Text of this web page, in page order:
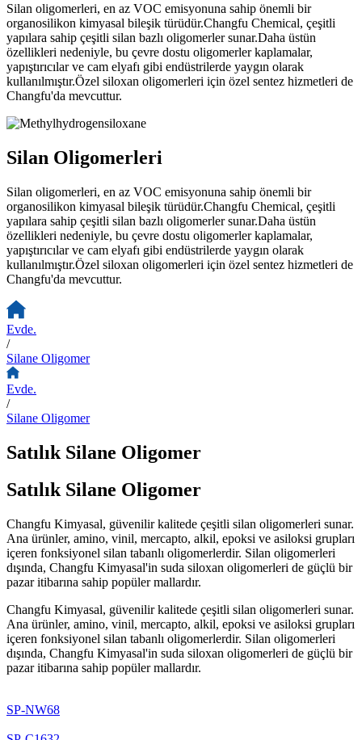
Silan oligomerleri, en az VOC emisyonuna sahip önemli bir
organosilikon kimyasal bileşik türüdür.Changfu Chemical, çeşitli
yapılara sahip çeşitli silan bazlı oligomerler sunar.Daha üstün
özellikleri nedeniyle, bu çevre dostu oligomerler kaplamalar,
yapıştırıcılar ve cam elyafı gibi endüstrilerde yaygın olarak
kullanılmıştır.Özel siloxan oligomerleri için özel sentez hizmetleri de
Changfu'da mevcuttur.
Silan Oligomerleri
Silan oligomerleri, en az VOC emisyonuna sahip önemli bir
organosilikon kimyasal bileşik türüdür.Changfu Chemical, çeşitli
yapılara sahip çeşitli silan bazlı oligomerler sunar.Daha üstün
özellikleri nedeniyle, bu çevre dostu oligomerler kaplamalar,
yapıştırıcılar ve cam elyafı gibi endüstrilerde yaygın olarak
kullanılmıştır.Özel siloxan oligomerleri için özel sentez hizmetleri de
Changfu'da mevcuttur.
Evde.
/
Silane Oligomer
Evde.
/
Silane Oligomer
Satılık Silane Oligomer
Satılık Silane Oligomer
Changfu Kimyasal, güvenilir kalitede çeşitli silan oligomerleri sunar.
Ana ürünler, amino, vinil, mercapto, alkil, epoksi ve asiloksi grupları
içeren fonksiyonel silan tabanlı oligomerlerdir. Silan oligomerleri
dışında, Changfu Kimyasal'in suda siloxan oligomerleri de güçlü bir
pazar itibarına sahip popüler mallardır.
Changfu Kimyasal, güvenilir kalitede çeşitli silan oligomerleri sunar.
Ana ürünler, amino, vinil, mercapto, alkil, epoksi ve asiloksi grupları
içeren fonksiyonel silan tabanlı oligomerlerdir. Silan oligomerleri
dışında, Changfu Kimyasal'in suda siloxan oligomerleri de güçlü bir
pazar itibarına sahip popüler mallardır.
SP-NW68